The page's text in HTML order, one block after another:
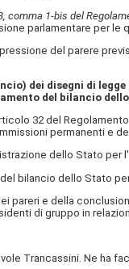
comma 1-bis del
parlamentare per
del parere
dei disegni di
del bilancio
32 del
permanenti e
dello Stato per
bilancio dello Stato
pareri e della
di gruppo in
Trancassini. Ne ha